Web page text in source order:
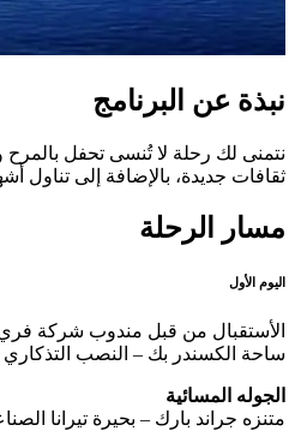
نبذة عن البرنامج
ثقافات جديدة، بالإضافة إلى تناول
مسار الرحلة
اليوم الأول
الأستقبال من قبل مندوب شركة فري
ساحة الكسندر بك – النصب التذكاري
الجوله المسائية
متنزه جراند بارك – بحيرة تيرانا